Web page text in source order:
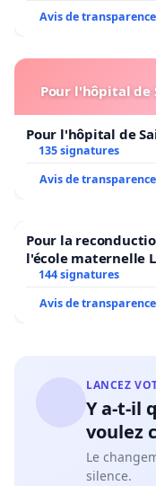
Avis de transparence
Pour l'hôpital de
Pour l'hôpital de
135 signatures
Avis de transparence
Pour la
l'école maternelle
2026/2027
144 signatures
Avis de transparence
LANCEZ
Y a-t-il
voulez
Le
silence.